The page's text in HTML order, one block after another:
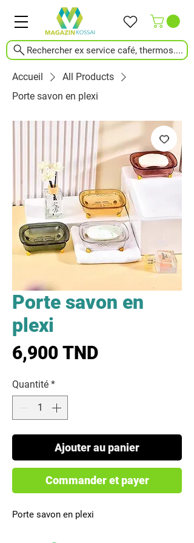
Rechercher ex service café, thermos....
Accueil
All Products
Porte savon en plexi
Porte savon en
plexi
6,900 TNDPrix
Quantité *
Ajouter au panier
Commander et payer
Porte savon en plexi